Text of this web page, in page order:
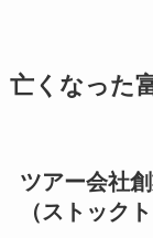
亡くなった
ツアー会社
（ストック